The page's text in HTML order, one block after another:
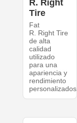
R. Right
Tire
Fat
R. Right Tire
de alta
calidad
utilizado
para una
apariencia y
rendimiento
personalizados.